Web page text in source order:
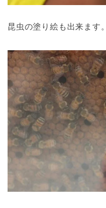
昆虫の塗り絵も出来ます。